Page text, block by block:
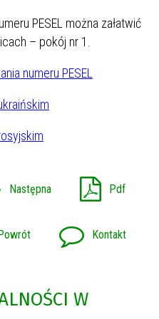
PESEL można załatwić
– pokój nr 1.
numeru PESEL
Następna Pdf
Powrót Kontakt
W